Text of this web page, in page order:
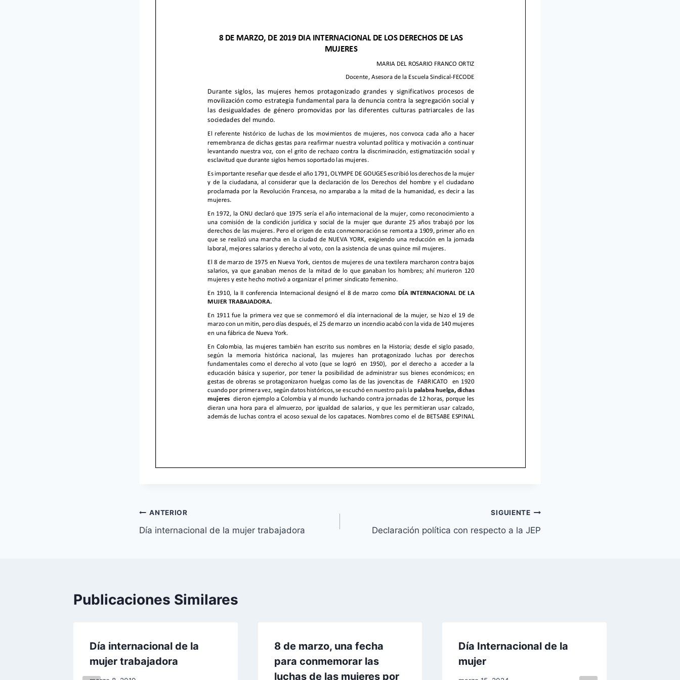
Navegación
de
ANTERIOR
Día internacional de la mujer trabajadora
SIGUIENTE
Declaración política con respecto a la JEP
Publicaciones Similares
Día internacional de la
mujer trabajadora
8 de marzo, una fecha
para conmemorar las
luchas de las mujeres por
Día Internacional de la
mujer